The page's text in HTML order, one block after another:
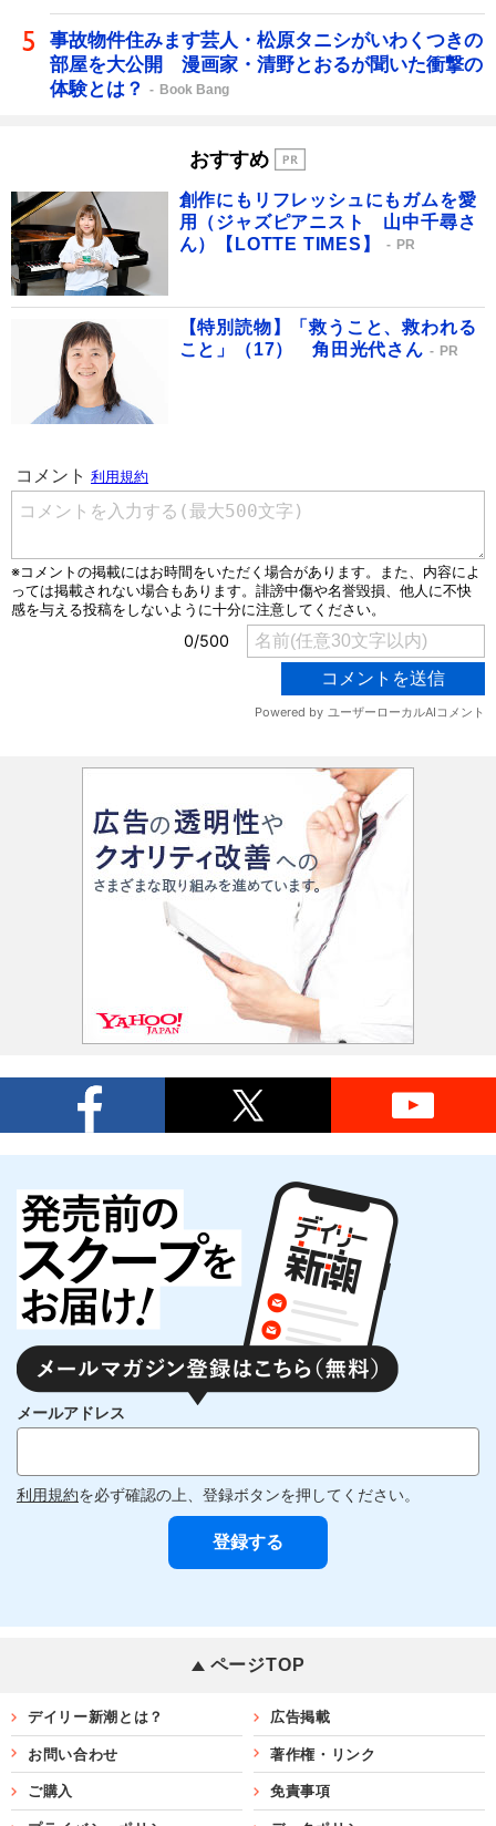
事故物件住みます芸人・松原タニシがいわくつきの
部屋を大公開 漫画家・清野とおるが聞いた衝撃の
体験とは？
Book Bang
おすすめ
創作にもリフレッシュにもガムを愛
用（ジャズピアニスト 山中千尋さ
ん）【LOTTE TIMES】
PR
【特別読物】「救うこと、救われる
こと」（17） 角田光代さん
PR
メールアドレス
利用規約を必ず確認の上、登録ボタンを押してください。
ページTOP
デイリー新潮とは？ 広告掲載
お問い合わせ 著作権・リンク
ご購入 免責事項